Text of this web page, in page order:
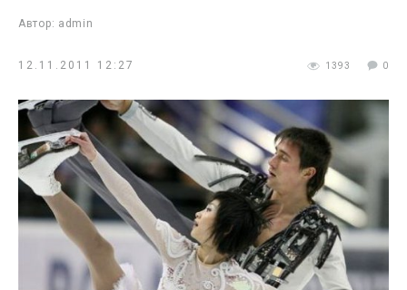
Автор: admin
12.11.2011 12:27 1393 0